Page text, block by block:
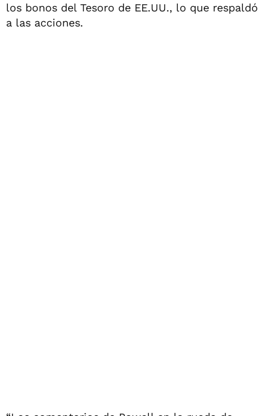
los bonos del Tesoro de EE.UU., lo que respaldó
a las acciones.